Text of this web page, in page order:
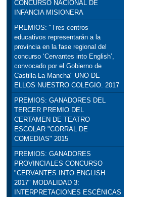
CONCURSO NACIONAL DE
INFANCIA MISIONERA
PREMIOS: "Tres centros
educativos representarán a la
provincia en la fase regional del
concurso ‘Cervantes into English’,
convocado por el Gobierno de
Castilla-La Mancha" UNO DE
ELLOS NUESTRO COLEGIO. 2017
PREMIOS: GANADORES DEL
TERCER PREMIO DEL
CERTAMEN DE TEATRO
ESCOLAR "CORRAL DE
COMEDIAS" 2015
PREMIOS: GANADORES
PROVINCIALES CONCURSO
"CERVANTES INTO ENGLISH
2017" MODALIDAD 3:
INTERPRETACIONES ESCÉNICAS